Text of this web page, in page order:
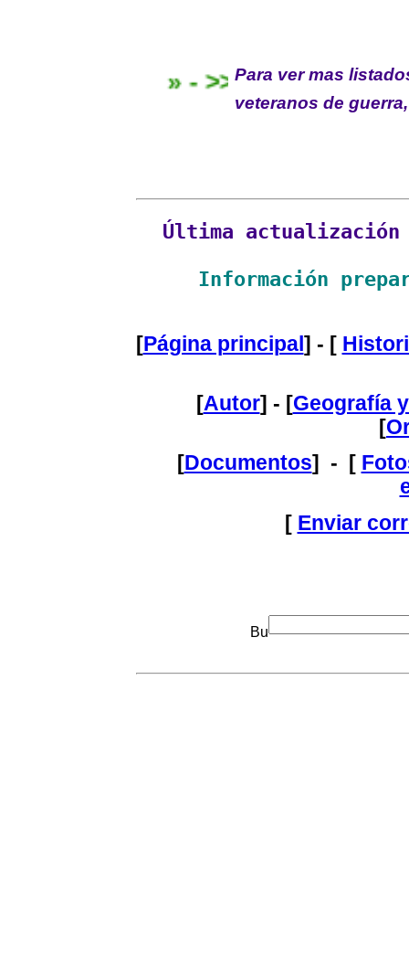
» - >>
Para ver mas
veteranos de
Última actualización
Información
[Página principal ] - [
[Autor] - [Geografía
[
[Documentos] - [
[ Enviar